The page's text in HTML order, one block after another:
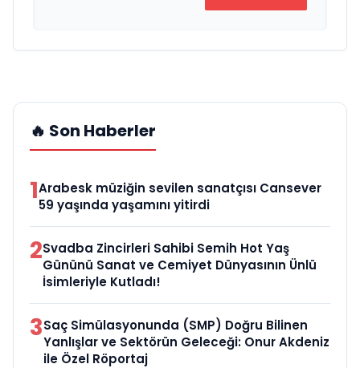
🔥 Son Haberler
1Arabesk müziğin sevilen sanatçısı Cansever
59 yaşında yaşamını yitirdi
2Svadba Zincirleri Sahibi Semih Hot Yaş
Gününü Sanat ve Cemiyet Dünyasının Ünlü
İsimleriyle Kutladı!
3Saç Simülasyonunda (SMP) Doğru Bilinen
Yanlışlar ve Sektörün Geleceği: Onur Akdeniz
ile Özel Röportaj